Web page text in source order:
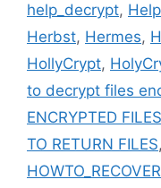
help_decrypt,
Herbst, Hermes,
HollyCrypt,
to decrypt files
ENCRYPTED FILES
TO RETURN FILES,